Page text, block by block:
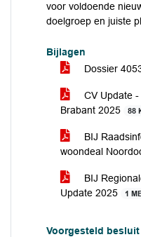
voor voldoende
doelgroep en juiste
Bijlagen
Dossier
CV Update
Brabant 2025
88
BIJ
woondeal
BIJ
Update 2025
1
Voorgesteld besluit